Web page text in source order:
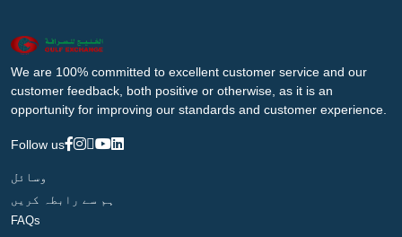
We are 100% committed to excellent customer service and our
customer feedback, both positive or otherwise, as it is an
opportunity for improving our standards and customer experience.
Follow us
وسائل
ہم سے رابطہ کریں
FAQs